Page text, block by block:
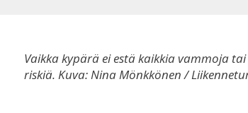
Vaikka kypärä ei estä kaikkia vammoja
riskiä. Kuva: Nina Mönkkönen /